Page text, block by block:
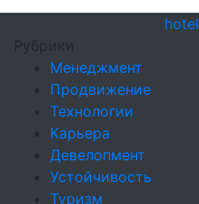
hotel
Рубрики
Менеджмент
Продвижение
Технологии
Карьера
Девелопмент
Устойчивость
Туризм